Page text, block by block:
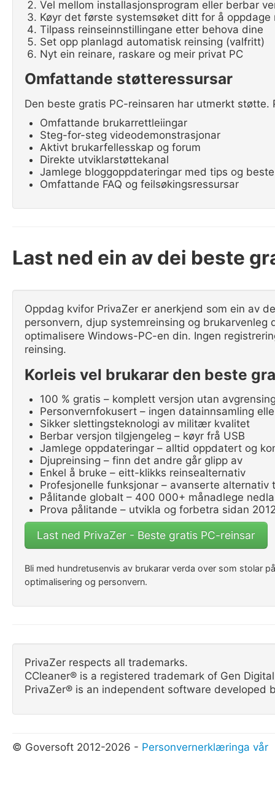
Vel mellom installasjonsprogram eller berbar
Køyr det første systemsøket ditt for å oppdage
Tilpass reinseinnstillingane etter behova dine
Set opp planlagd automatisk reinsing (valfritt)
Nyt ein reinare, raskare og meir privat PC
Omfattande støtteressursar
Den beste gratis PC-reinsaren har utmerkt støtte.
Omfattande brukarrettleiingar
Steg-for-steg videodemonstrasjonar
Aktivt brukarfellesskap og forum
Direkte utviklarstøttekanal
Jamlege bloggoppdateringar med tips og
Omfattande FAQ og feilsøkingsressursar
Last ned ein av dei beste
Oppdag kvifor PrivaZer er anerkjend som ein av
personvern, djup systemreinsing og
optimalisere Windows-PC-en din. Ingen
reinsing.
Korleis vel brukarar den beste
100 % gratis – komplett versjon utan
Personvernfokusert – ingen datainnsamling
Sikker slettingsteknologi av militær kvalitet
Berbar versjon tilgjengeleg – køyr frå USB
Jamlege oppdateringar – alltid oppdatert og
Djupreinsing – finn det andre går glipp av
Enkel å bruke – eitt-klikks reinsealternativ
Profesjonelle funksjonar – avanserte alternativ
Pålitande globalt – 400 000+ månadlege
Prova pålitande – utvikla og forbetra sidan
Last ned PrivaZer - Beste gratis PC-reinsar
Bli med hundretusenvis av brukarar verda over som stolar
optimalisering og personvern.
PrivaZer respects all trademarks.
CCleaner® is a registered trademark of Gen
PrivaZer® is an independent software developed
© Goversoft 2012-2026 - Personvernerklæringa vår